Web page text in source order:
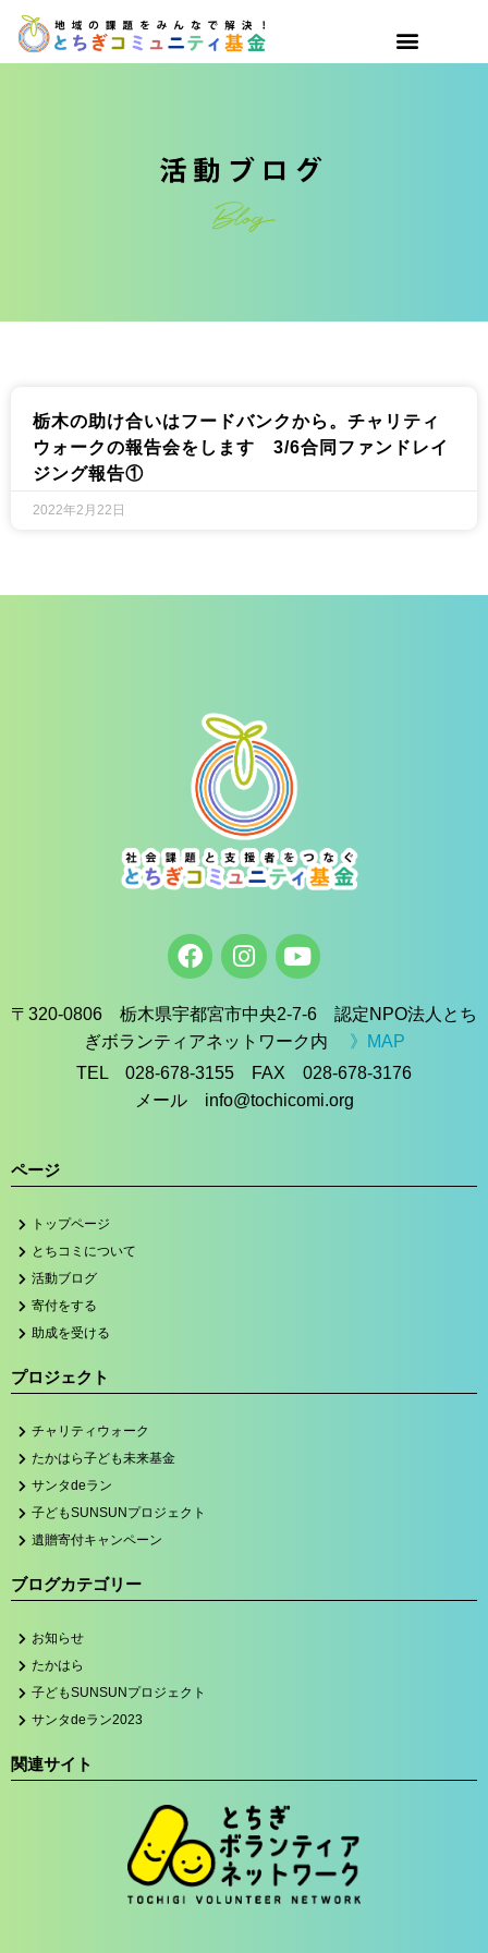
栃木の助け合いはフードバンクから。チャリティ
ウォークの報告会をします 3/6合同ファンドレイ
ジング報告①
2022年2月22日
〒320-0806 栃木県宇都宮市中央2-7-6 認定NPO法人とち
ぎボランティアネットワーク内 》MAP
TEL 028-678-3155 FAX 028-678-3176
メール info@tochicomi.org
ページ
トップページ
とちコミについて
活動ブログ
寄付をする
助成を受ける
プロジェクト
チャリティウォーク
たかはら子ども未来基金
サンタdeラン
子どもSUNSUNプロジェクト
遺贈寄付キャンペーン
ブログカテゴリー
お知らせ
たかはら
子どもSUNSUNプロジェクト
サンタdeラン2023
関連サイト